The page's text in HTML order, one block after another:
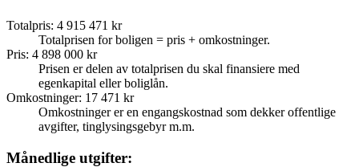
Totalpris: 4 915 471 kr
Totalprisen for boligen = pris + omkostninger.
Pris: 4 898 000 kr
Prisen er delen av totalprisen du skal finansiere med
egenkapital eller boliglån.
Omkostninger: 17 471 kr
Omkostninger er en engangskostnad som dekker offentlige
avgifter, tinglysingsgebyr m.m.
Månedlige utgifter: